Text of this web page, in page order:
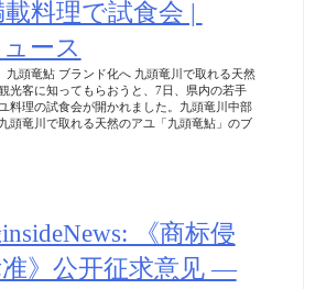
料理で試食会 |
ース
頭竜鮎 ブランド化へ 九頭竜川で取れる天然
光客に知ってもらおうと、7日、県内の若手
料理の試食会が開かれました。九頭竜川中部
頭竜川で取れる天然のアユ「九頭竜鮎」のブ
《商标侵
》公开征求意见 —